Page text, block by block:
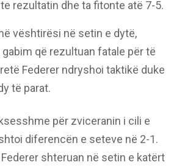
rezultatin dhe ta fitonte atë 7-5.
vështirësi në setin e dytë,
që rezultuan fatale për të
Federer ndryshoi taktikë duke
të parat.
për zviceranin i cili e
diferencën e seteve në 2-1.
shteruan në setin e katërt